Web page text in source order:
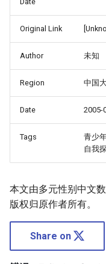
Original Link
Author 未知
Region 中国
Date 2005-
Tags
青少
自我
本文由多元性别中文
版权归原作者所有。
Share on